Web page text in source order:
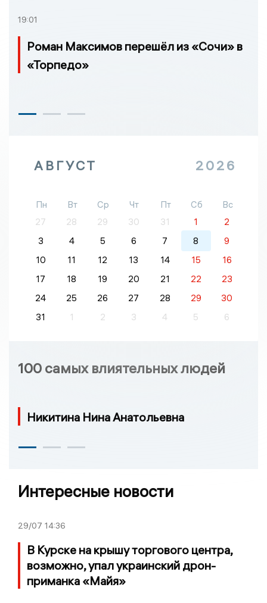
19:01
Роман Максимов перешёл из «Сочи» в
«Торпедо»
АВГУСТ 2026
Пн Вт Ср Чт Пт Сб
Вс
27
28 29 30 31 1
2
3
4 5 6 7 8
9
10
11 12 13 14 15
16
17
18 19 20 21 22
23
24
25 26 27 28 29
30
31
1 2 3 4 5 6
100 самых влиятельных людей
Никитина Нина Анатольевна
Интересные новости
29/07 14:36
В Курске на крышу торгового центра,
возможно, упал украинский дрон-
приманка «Майя»